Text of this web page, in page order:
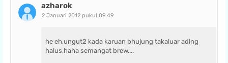
azharok
2 Januari 2012 pukul 09.49
he eh,ungut2 kada karuan bhujung takaluar ading
halus,haha semangat brew....